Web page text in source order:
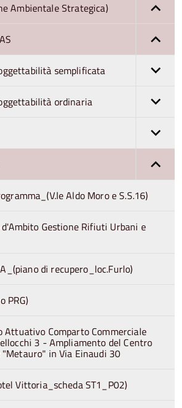
Ambientale Strategica)
semplificata
ordinaria
Aldo Moro e S.S.16)
d'Ambito Gestione Rifiuti Urbani e
di recupero_loc.Furlo)
PRG)
Attuativo Comparto Commerciale
3 - Ampliamento del Centro
"Metauro" in Via Einaudi 30
Vittoria_scheda ST1_P02)